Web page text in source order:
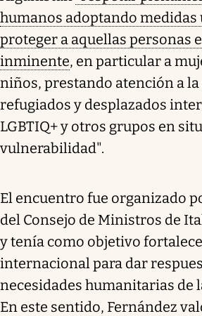
humanos adoptando medidas
proteger a aquellas personas
inminente, en particular a
niños, prestando atención a
refugiados y desplazados
LGBTIQ+ y otros grupos en
vulnerabilidad".
El encuentro fue organizado
del Consejo de Ministros de
y tenía como objetivo
internacional para dar
necesidades humanitarias de
En este sentido, Fernández